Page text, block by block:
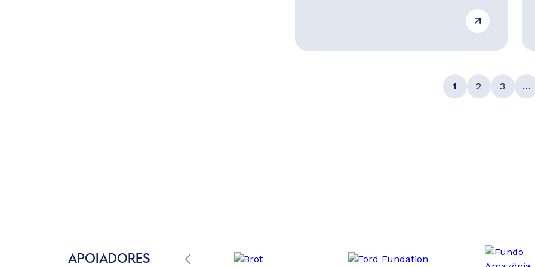
1 2 3 …
APOIADORES